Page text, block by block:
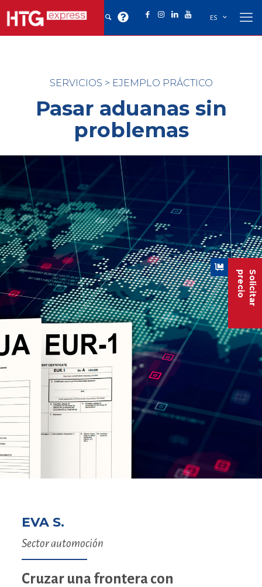
Solicitar
precio
ES
SERVICIOS > EJEMPLO PRÁCTICO
Pasar aduanas sin
problemas
EVA S.
Sector automoción
Cruzar una frontera con